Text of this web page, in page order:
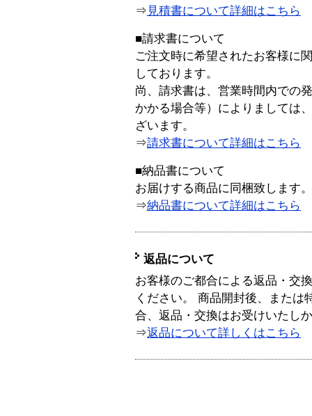
⇒ 見積書について詳細はこちら
■請求書について
ご注文時に希望されたお客様に
しております。
尚、請求書は、営業時間内での
かかる場合等）によりましては
ざいます。
⇒請求書について詳細はこちら
■納品書について
お届けする商品に同梱致します。
⇒納品書について詳細はこちら
返品について
お客様のご都合による返品・交
ください。 商品開封後、または
合、返品・交換はお受けいたし
⇒返品について詳しくはこちら